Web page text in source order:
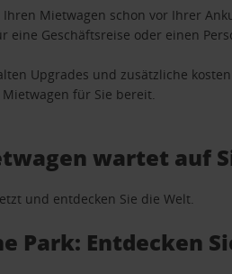
Mietwagen schon vor Ihrer
eine Geschäftsreise oder einen
Upgrades und zusätzliche
für Sie bereit.
wartet auf
und entdecken Sie die Welt.
Park: Entdecken